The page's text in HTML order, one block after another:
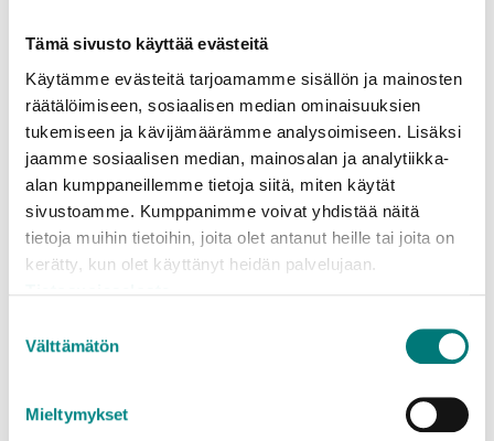
Tämä sivusto käyttää evästeitä
Käytämme evästeitä tarjoamamme sisällön ja mainosten
räätälöimiseen, sosiaalisen median ominaisuuksien
tukemiseen ja kävijämäärämme analysoimiseen. Lisäksi
jaamme sosiaalisen median, mainosalan ja analytiikka-
alan kumppaneillemme tietoja siitä, miten käytät
sivustoamme. Kumppanimme voivat yhdistää näitä
tietoja muihin tietoihin, joita olet antanut heille tai joita on
kerätty, kun olet käyttänyt heidän palvelujaan.
valinta
Välttämätön
Mieltymykset
ja lasipakkausten, metallin sekä biojätteen keräys.
Valitettavan monessa jätekatoksessa nämä eri
roskikset seisovat vajaakäytöllä.
”Taloyhtiön osakkaat maksavat jätehuollosta osana
vastiketta. He maksavat turhasta, jos kierrätettävien
jätteiden astioita käydään tyhjentämässä
puolityhjinä ja kaikkein kalleinta jätettä eli
sekajätettä kertyy eniten”, muistuttaa Johanna
Oppaita saatavilla netistä
Taloyhtiön asukkaiden lajittelun avuksi voi Rosk’n
Rollin asiakaspalvelusta tilata maksutta jätetilaan